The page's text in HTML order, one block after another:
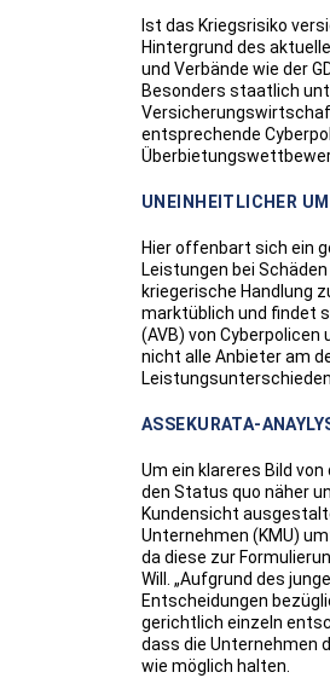
Ist das Kriegsrisiko
Hintergrund des
und Verbände wie der
Besonders staatlich
entsprechende
UNEINHEITLICHER
Hier offenbart sich ein
Leistungen bei
kriegerische Handlung
marktüblich und findet
(AVB) von
nicht alle Anbieter am
ASSEKURATA-
Um ein klareres Bild
den Status quo näher
Kundensicht
Unternehmen (KMU)
da diese zur
Will. „Aufgrund des
Entscheidungen
gerichtlich einzeln
dass die Unternehmen
wie möglich halten.